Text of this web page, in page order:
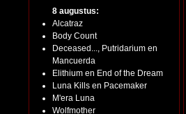
8 augustus:
Alcatraz
Body Count
Deceased..., Putridarium en
Mancuerda
Elithium en End of the Dream
Luna Kills en Pacemaker
M'era Luna
Wolfmother